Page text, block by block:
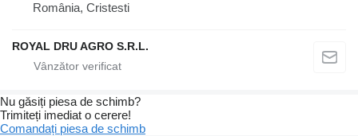
România, Cristesti
ROYAL DRU AGRO S.R.L.
Nu găsiți piesa de schimb?
Trimiteți imediat o cerere!
Comandați piesa de schimb